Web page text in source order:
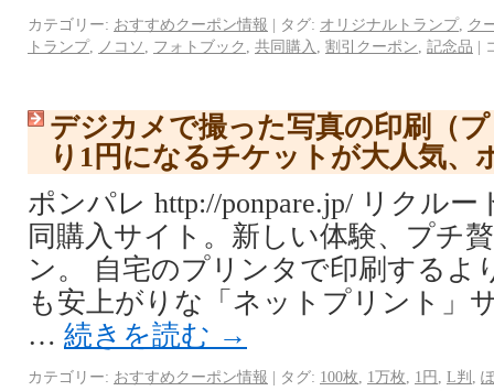
カテゴリー: おすすめクーポン情報 | タグ: オリジナルトランプ, ク
トランプ, ノコソ フォトブック 共同購入 割引クーポン 記念品 |
デジカメで撮った写真の印刷（
り1円になるチケットが大人気、
ポンパレ http://ponpare.jp/ リクル
同購入サイト。新しい体験、プチ
ン。 自宅のプリンタで印刷するよ
も安上がりな「ネットプリント」
… 続きを読む →
カテゴリー: おすすめクーポン情報 | タグ: 100枚 1万枚 1円 L判